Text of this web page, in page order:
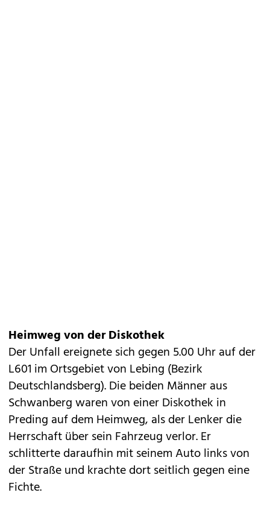
Heimweg von der Diskothek
Der Unfall ereignete sich gegen 5.00 Uhr auf der
L601 im Ortsgebiet von Lebing (Bezirk
Deutschlandsberg). Die beiden Männer aus
Schwanberg waren von einer Diskothek in
Preding auf dem Heimweg, als der Lenker die
Herrschaft über sein Fahrzeug verlor. Er
schlitterte daraufhin mit seinem Auto links von
der Straße und krachte dort seitlich gegen eine
Fichte.